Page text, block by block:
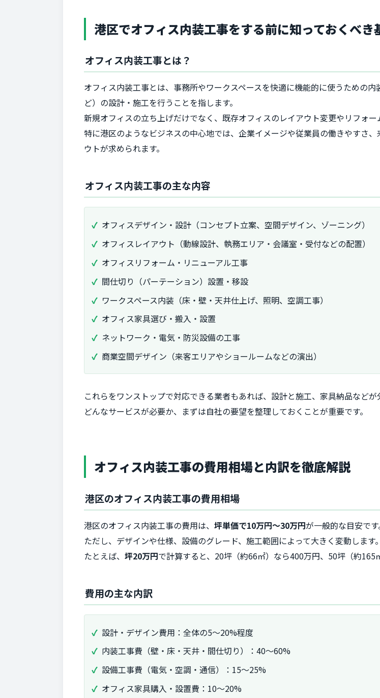
港区でオフィス内装工事をする前に知っておくべき
オフィス内装工事とは？
オフィス内装工事とは、事務所やワークスペースを快適に機能的に使うための
ど）の設計・施工を行うことを指します。
新規オフィスの立ち上げだけでなく、既存オフィスのレイアウト変更やリフォー
特に港区のようなビジネスの中心地では、企業イメージや従業員の働きやすさ
ウトが求められます。
オフィス内装工事の主な内容
オフィスデザイン・設計（コンセプト立案、空間デザイン、ゾーニング）
オフィスレイアウト（動線設計、執務エリア・会議室・受付などの配置）
オフィスリフォーム・リニューアル工事
間仕切り（パーテーション）設置・移設
ワークスペース内装（床・壁・天井仕上げ、照明、空調工事）
オフィス家具選び・搬入・設置
ネットワーク・電気・防災設備の工事
商業空間デザイン（来客エリアやショールームなどの演出）
これらをワンストップで対応できる業者もあれば、設計と施工、家具納品などが
どんなサービスが必要か、まずは自社の要望を整理しておくことが重要です。
オフィス内装工事の費用相場と内訳を徹底解説
港区のオフィス内装工事の費用相場
港区のオフィス内装工事の費用は、 坪単価で10万円〜30万円が一般的な目安です
ただし、デザインや仕様、設備のグレード、施工範囲によって大きく変動します。
たとえば、 坪20万円で計算すると、20坪（約66㎡）なら400万円、50坪（約165
費用の主な内訳
設計・デザイン費用：全体の5〜20%程度
内装工事費（壁・床・天井・間仕切り）：40〜60%
設備工事費（電気・空調・通信）：15〜25%
オフィス家具購入・設置費：10〜20%